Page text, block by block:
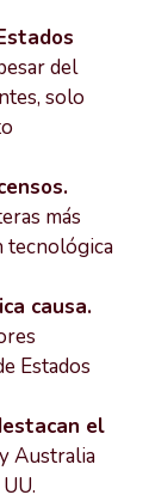
del
solo
más
tecnológica
causa.
Estados
el
Australia